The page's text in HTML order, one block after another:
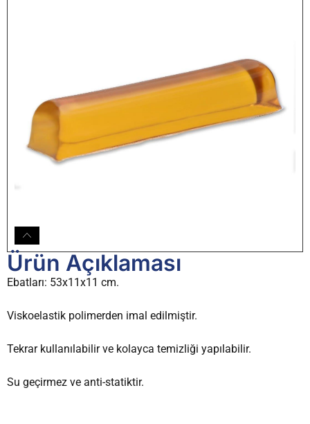
Ürün Açıklaması
Ebatları: 53x11x11 cm.
Viskoelastik polimerden imal edilmiştir.
Tekrar kullanılabilir ve kolayca temizliği yapılabilir.
Su geçirmez ve anti-statiktir.